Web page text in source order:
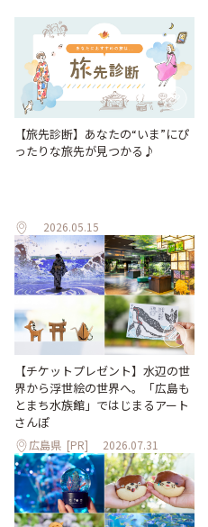
【旅先診断】あなたの“いま”にぴ
ったりな旅先が見つかる♪
2026.05.15
【チケットプレゼント】水辺の世
界から浮世絵の世界へ。「広島も
とまち水族館」ではじまるアート
さんぽ
広島県 [PR] 2026.07.31